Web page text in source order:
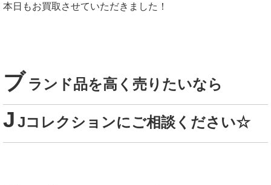
本日もお買取させていただきました！
ブ ランド品を高く売りたいなら
J Jコレクションにご相談ください☆